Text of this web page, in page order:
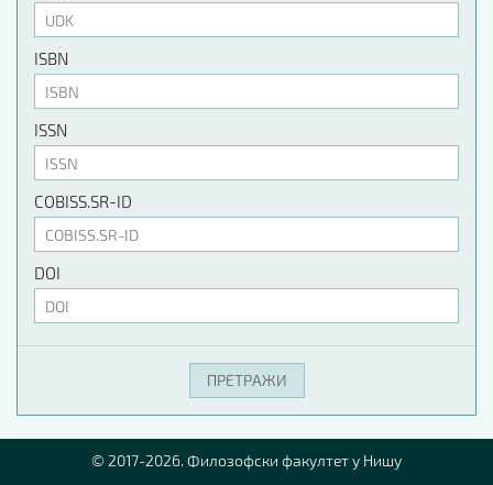
ISBN
ISSN
COBISS.SR-ID
DOI
© 2017-2026. Филозофски факултет у Нишу